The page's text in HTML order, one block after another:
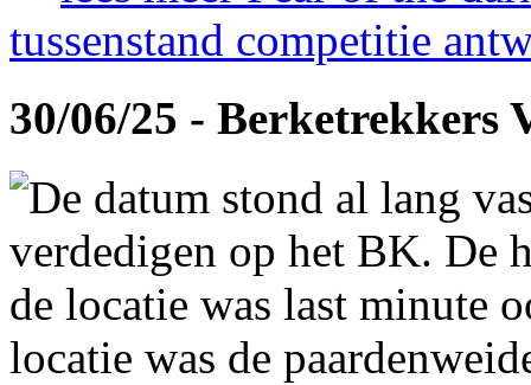
tussenstand competitie
30/06/25 - Berketrekkers
De datum stond al lang
verdedigen op het BK. De
de locatie was last minute
locatie was de